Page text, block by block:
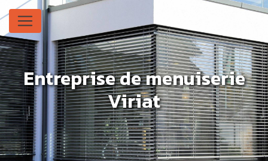
Entreprise de menuiserie
Viriat
Panneau de gestion des cookies